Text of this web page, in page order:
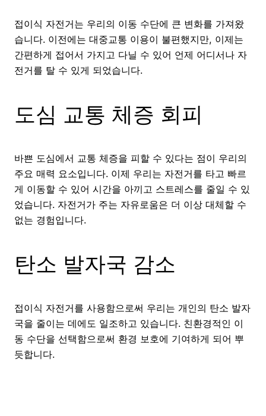
접이식 자전거는 우리의 이동 수단에 큰 변화를 가져왔
습니다. 이전에는 대중교통 이용이 불편했지만, 이제는
간편하게 접어서 가지고 다닐 수 있어 언제 어디서나 자
전거를 탈 수 있게 되었습니다.
도심 교통 체증 회피
바쁜 도심에서 교통 체증을 피할 수 있다는 점이 우리의
주요 매력 요소입니다. 이제 우리는 자전거를 타고 빠르
게 이동할 수 있어 시간을 아끼고 스트레스를 줄일 수 있
었습니다. 자전거가 주는 자유로움은 더 이상 대체할 수
없는 경험입니다.
탄소 발자국 감소
접이식 자전거를 사용함으로써 우리는 개인의 탄소 발자
국을 줄이는 데에도 일조하고 있습니다. 친환경적인 이
동 수단을 선택함으로써 환경 보호에 기여하게 되어 뿌
듯합니다.